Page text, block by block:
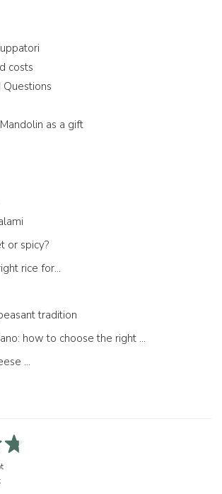
costs
as a gift
or spicy?
rice for...
tradition
Parmigiano Reggiano: how to choose the right one
...